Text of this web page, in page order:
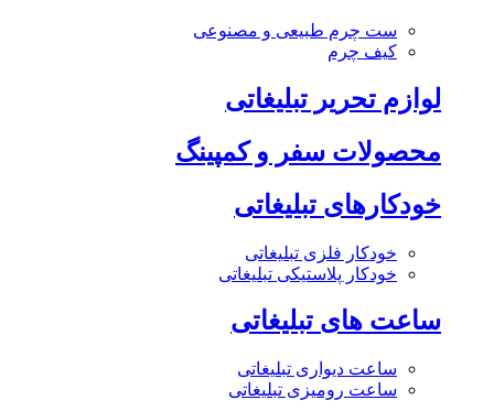
ست چرم طبیعی و مصنوعی
کیف چرم
لوازم تحریر تبلیغاتی
محصولات سفر و کمپینگ
خودکارهای تبلیغاتی
خودکار فلزی تبلیغاتی
خودکار پلاستیکی تبلیغاتی
ساعت های تبلیغاتی
ساعت دیواری تبلیغاتی
ساعت رومیزی تبلیغاتی